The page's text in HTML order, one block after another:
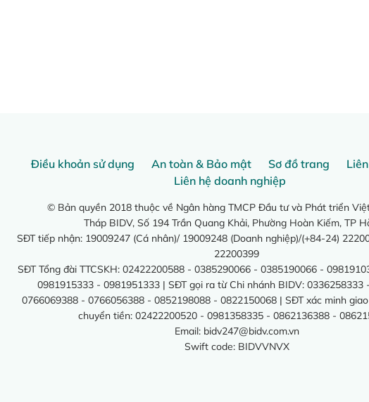
Điều khoản sử dụng An toàn & Bảo mật Sơ đồ trang
Liên hệ doanh nghiệp
© Bản quyền 2018 thuộc về Ngân hàng TMCP Đầu tư và Phát triển
Tháp BIDV, Số 194 Trần Quang Khải, Phường Hoàn Kiếm, TP
SĐT tiếp nhận: 19009247 (Cá nhân)/ 19009248 (Doanh nghiệp)/(+84-24)
22200399
SĐT Tổng đài TTCSKH: 02422200588 - 0385290066 - 0385190066 -
0981915333 - 0981951333 | SĐT gọi ra từ Chi nhánh BIDV: 0336258333
0766069388 - 0766056388 - 0852198088 - 0822150068 | SĐT xác minh
chuyển tiền: 02422200520 - 0981358335 - 0862136388 -
Email: bidv247@bidv.com.vn
Swift code: BIDVVNVX